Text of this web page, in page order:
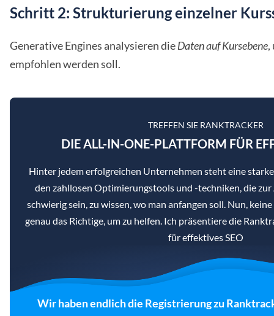
Schritt 2: Strukturierung einzelner
Generative Engines analysieren dieDaten auf Kursebene,
empfohlen werden soll.
TREFFEN SIE RANKTRACKER
DIE ALL-IN-ONE-PLATTFORM FÜR
Hinter jedem erfolgreichen Unternehmen steht eine
den zahllosen Optimierungstools und -techniken, die zur
schwierig sein, zu wissen, wo man anfangen soll. Nun,
genau das Richtige, um zu helfen. Ich präsentiere die
für effektives SEO
Wir haben endlich die Registrierung zu